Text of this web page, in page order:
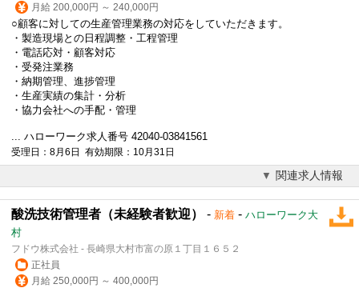
月給 200,000円 ～ 240,000円
○顧客に対しての生産管理業務の対応をしていただきます。
・製造現場との日程調整・工程管理
・電話応対・顧客対応
・受発注業務
・納期管理、進捗管理
・生産実績の集計・分析
・協力会社への手配・管理
... ハローワーク求人番号 42040-03841561
受理日：8月6日 有効期限：10月31日
関連求人情報
酸洗技術管理者（未経験者歓迎） - 新着 - ハローワーク大
村
フドウ株式会社 - 長崎県大村市富の原１丁目１６５２
正社員
月給 250,000円 ～ 400,000円